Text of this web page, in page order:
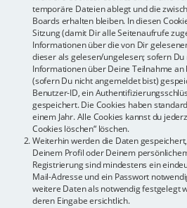
temporäre Dateien ablegt und die
Boards erhalten bleiben. In diesen
Sitzung (damit Dir alle Seitenaufrufe
Informationen über die von Dir
dieser als gelesen/ungelesen; sofern
Informationen über Deine Teilnahme
(sofern Du nicht angemeldet bist)
Benutzer-ID, ein
gespeichert. Die Cookies haben
einem Jahr. Alle Cookies kannst du
Cookies löschen“ löschen.
Weiterhin werden die Daten
Deinem Profil oder Deinem
Registrierung sind mindestens ein
Mail-Adresse und ein Passwort
weitere Daten als notwendig festgelegt
deren Eingabe ersichtlich.